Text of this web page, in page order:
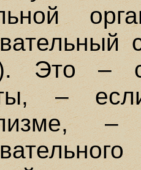
Это –
–
–